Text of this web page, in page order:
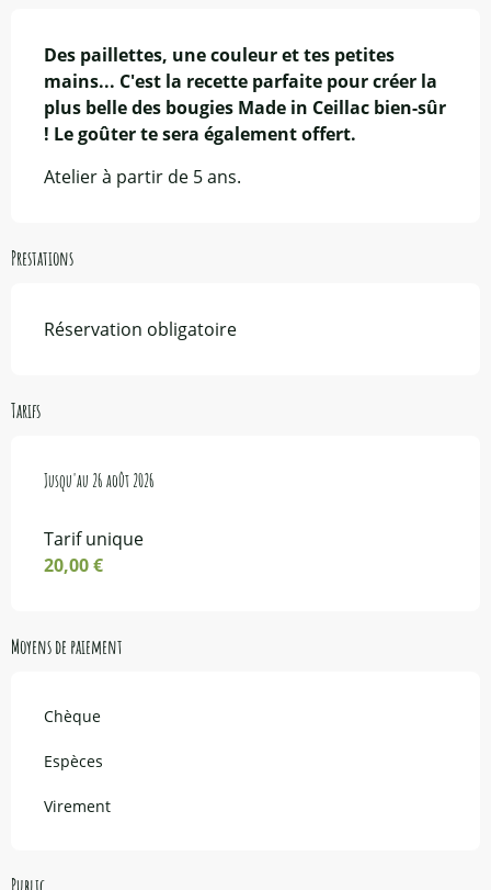
Des paillettes, une couleur et tes petites
mains... C'est la recette parfaite pour créer la
plus belle des bougies Made in Ceillac bien-sûr
! Le goûter te sera également offert.
Atelier à partir de 5 ans.
Prestations
Réservation obligatoire
Tarifs
Du6 juillet 2026 au26 août 2026
Jusqu'au 26 août 2026
Tarif unique
20,00 €
Moyens de paiement
Chèque
Espèces
Virement